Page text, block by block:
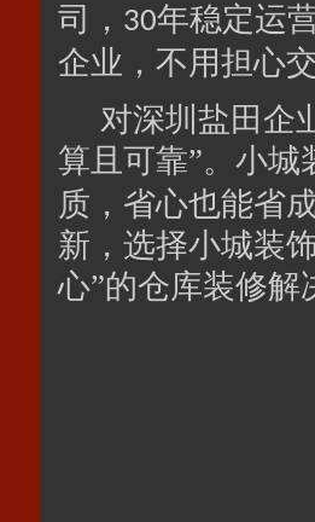
司， 30年稳定运
企业，不用担心
对深圳盐田企
算且可靠”。小城
质，省心也能省
新，选择小城装
心”的仓库装修解